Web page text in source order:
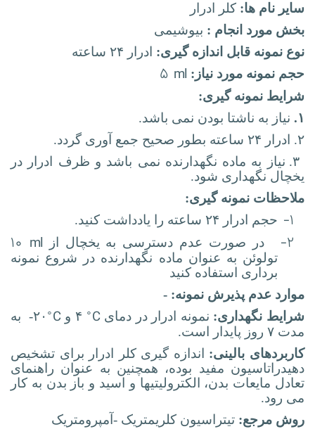
سایر نام ها: کلر ادرار
بخش مورد انجام : بیوشیمی
نوع نمونه قابل اندازه گیری: ادرار ۲۴ ساعته
حجم نمونه مورد نیاز: ۵ ml
شرایط نمونه گیری:
۱.
نیاز به ناشتا بودن نمی باشد.
۲. ادرار ۲۴ ساعته بطور صحیح جمع آوری گردد.
۳. نیاز به ماده نگهدارنده نمی باشد و ظرف ادرار در
یخچال نگهداری شود.
ملاحظات نمونه گیری:
۱- حجم ادرار ۲۴ ساعته را یادداشت کنید.
۲- در صورت عدم دسترسی به یخچال از ۱۰ ml
تولوئن به عنوان ماده نگهدارنده در شروع نمونه
برداری استفاده کنید
موارد عدم پذیرش نمونه: -
شرایط نگهداری: نمونه ادرار در دمایC
◦
C
◦
۲۰- به
مدت ۷ روز پایدار است.
کاربردهای بالینی:
اندازه گیری کلر ادرار برای تشخیص
دهیدراتاسیون مفید بوده، همچنین به عنوان راهنمای
تعادل مایعات بدن، الکترولیتیها و اسید و باز بدن به کار
می رود.
روش مرجع: تیتراسیون کلریمتریک -آمپرومتریک